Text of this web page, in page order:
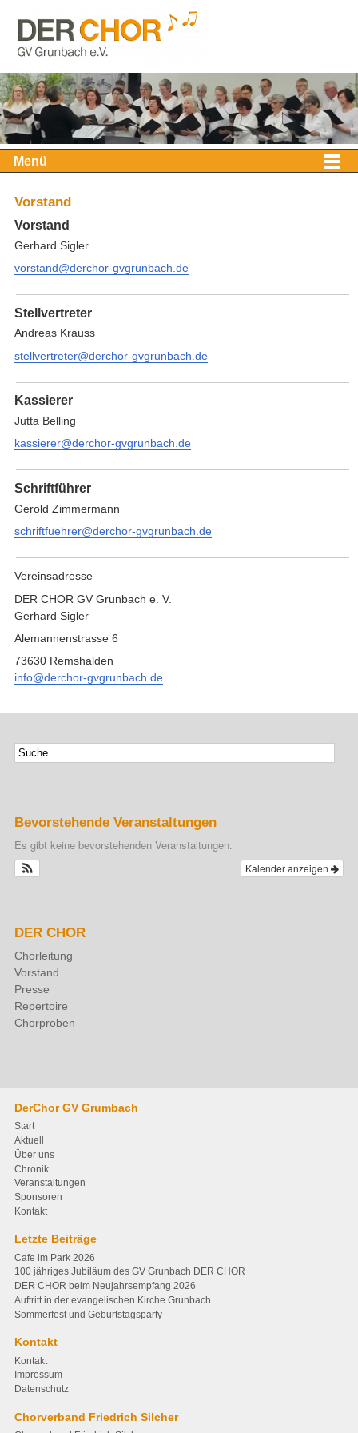
Menü
Vorstand
Vorstand
Gerhard Sigler
vorstand@derchor-gvgrunbach.de
Stellvertreter
Andreas Krauss
stellvertreter@derchor-gvgrunbach.de
Kassierer
Jutta Belling
kassierer@derchor-gvgrunbach.de
Schriftführer
Gerold Zimmermann
schriftfuehrer@derchor-gvgrunbach.de
Vereinsadresse
DER CHOR GV Grunbach e. V.
Gerhard Sigler
Alemannenstrasse 6
73630 Remshalden
info@derchor-gvgrunbach.de
Bevorstehende Veranstaltungen
Es gibt keine bevorstehenden Veranstaltungen.
Kalender anzeigen
DER CHOR
Chorleitung
Vorstand
Presse
Repertoire
Chorproben
DerChor GV Grumbach
Start
Aktuell
Über uns
Chronik
Veranstaltungen
Sponsoren
Kontakt
Letzte Beiträge
Cafe im Park 2026
100 jähriges Jubiläum des GV Grunbach DER CHOR
DER CHOR beim Neujahrsempfang 2026
Auftritt in der evangelischen Kirche Grunbach
Sommerfest und Geburtstagsparty
Kontakt
Kontakt
Impressum
Datenschutz
Chorverband Friedrich Silcher